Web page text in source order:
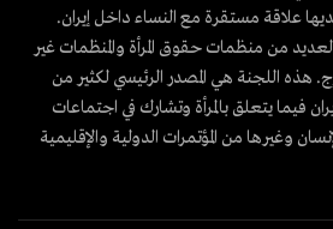
علاقة مستقرة مع النساء داخل إيران.
من منظمات حقوق المرأة والمنظمات غير
هذه اللجنة هي المصدر الرئيسي لكثير من
فيما يتعلق بالمرأة وتشارك في اجتماعات
وغيرها من المؤتمرات الدولية والإقليمية